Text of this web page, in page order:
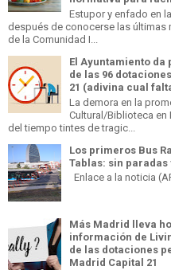
Estupor y enfado en
después de conocerse las
de la Comunidad I...
El Ayuntamiento
de las 96
21 (adivina cual
La demora en la
Cultural/Biblioteca en
del tiempo tintes de tragic...
Los primeros Bus
Tablas: sin
Enlace a la noticia
Más Madrid lleva
información de
de las dotaciones
Madrid Capital 21